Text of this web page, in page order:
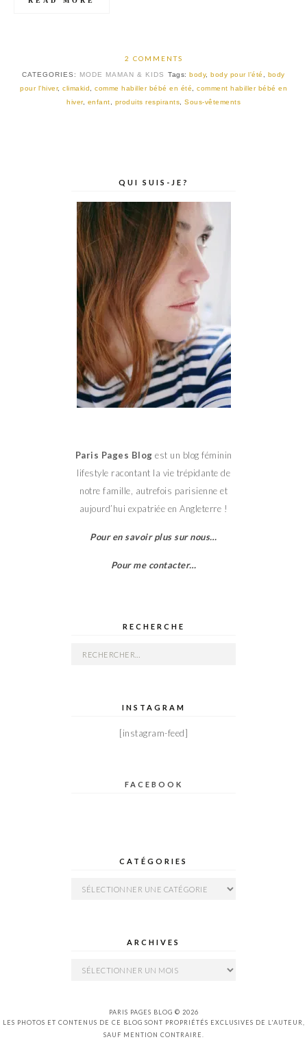
2 COMMENTS
CATEGORIES: MODE MAMAN & KIDS Tags:body,body pour l'été , body
pour l'hiver, climakid, comme habiller bébé en été, comment habiller bébé en
hiver, enfant, produits respirants, Sous-vêtements
QUI SUIS-JE?
Paris Pages Blog est un blog féminin
lifestyle racontant la vie trépidante de
notre famille, autrefois parisienne et
aujourd’hui expatriée en Angleterre !
Pour en savoir plus sur nous…
Pour me contacter…
RECHERCHE
Rechercher :
INSTAGRAM
[instagram-feed]
FACEBOOK
CATÉGORIES
Catégories
ARCHIVES
Archives
PARIS PAGES BLOG © 2026
LES PHOTOS ET CONTENUS DE CE BLOG SONT PROPRIÉTÉS EXCLUSIVES DE L'AUTEUR,
SAUF MENTION CONTRAIRE.